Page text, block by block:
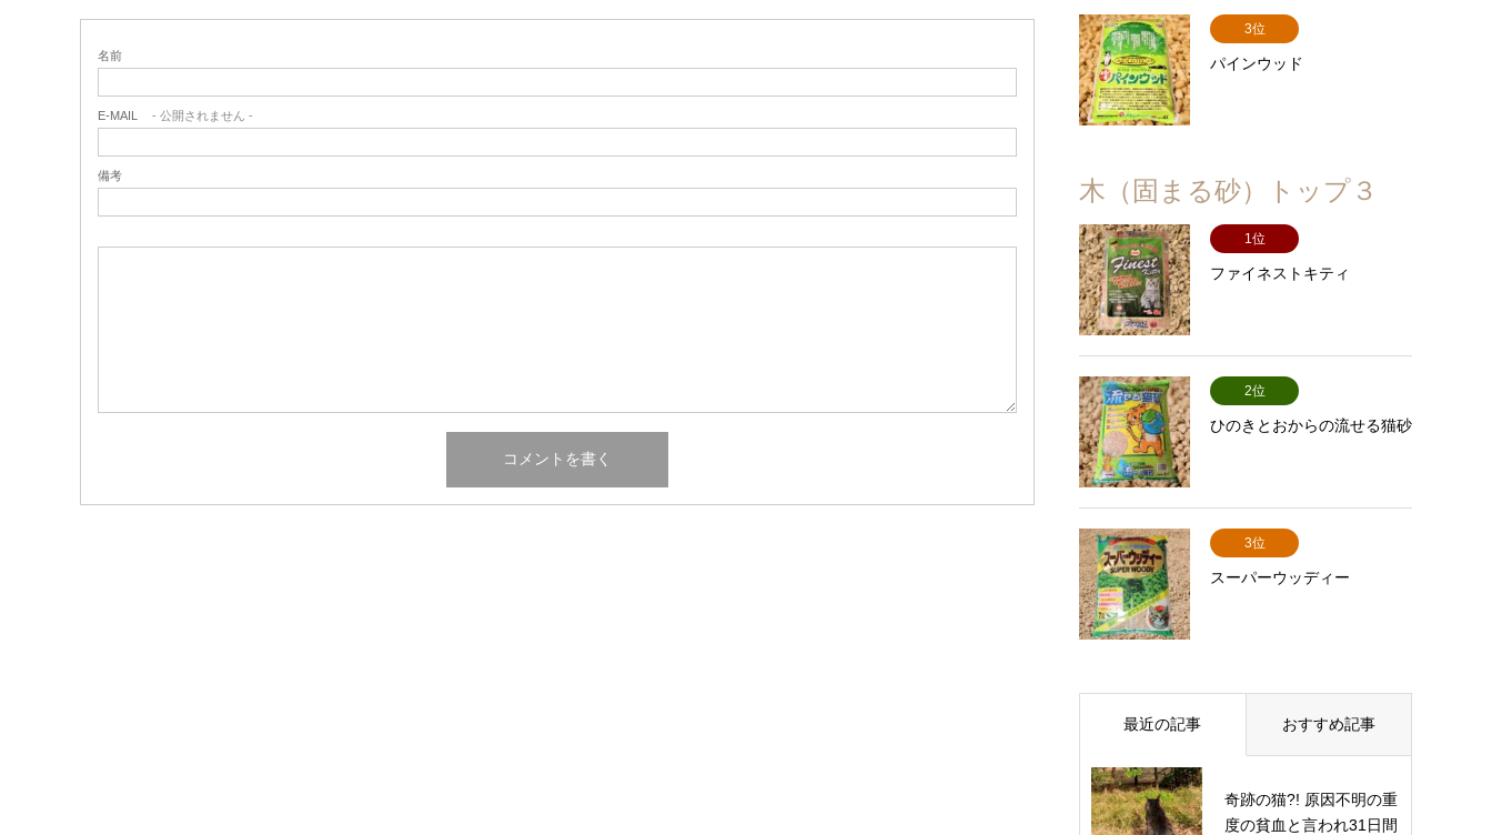
名前
E-MAIL - 公開されません -
備考
3位
パインウッド
木（固まる砂）トップ３
1位
ファイネストキティ
2位
ひのきとおからの流せる猫砂
3位
スーパーウッディー
最近の記事 おすすめ記事
奇跡の猫?! 原因不明の重
度の貧血と言われ31日間